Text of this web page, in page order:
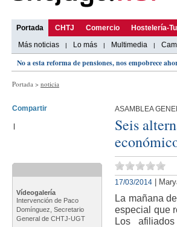
Portada CHTJ Comercio Hostelería-
Más noticias
| Lo más | Multimedia |
No a esta reforma de pensiones, nos empobrece
Portada > noticia
Compartir
|
Vídeogalería
Intervención de Paco
Domínguez, Secretario
General de CHTJ-UGT
ASAMBLEA
Seis
17/03/2014 |
La mañana
especial que
Los